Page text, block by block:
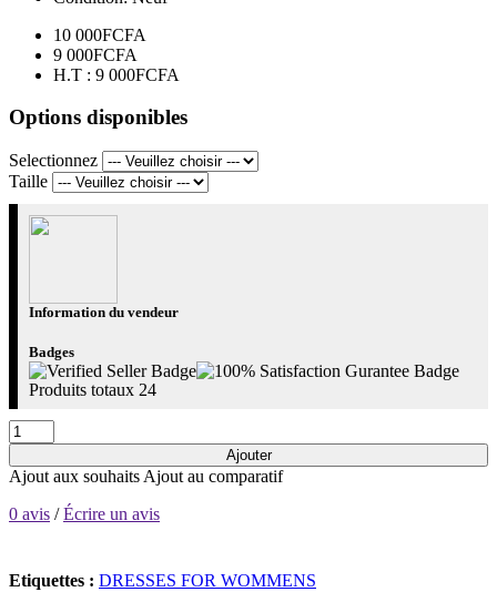
10 000FCFA
9 000FCFA
H.T : 9 000FCFA
Options disponibles
Selectionnez
Taille
Information du vendeur
Badges
Produits totaux 24
Ajouter
Ajout aux souhaits Ajout au comparatif
0 avis /Écrire un avis
Etiquettes : DRESSES FOR WOMMENS